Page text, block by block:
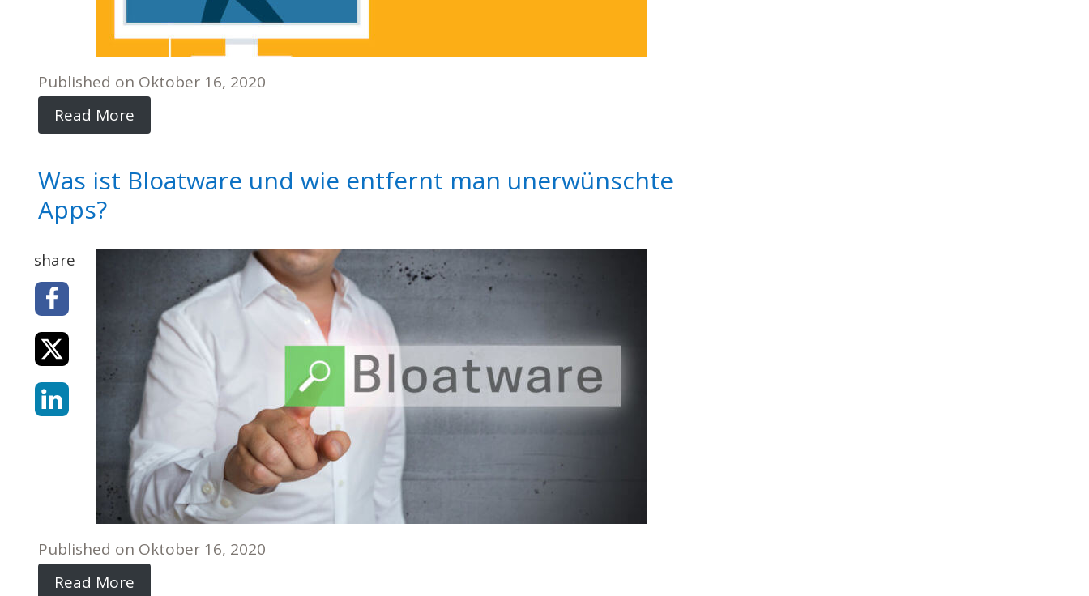
Published on Oktober 16, 2020
Read More
Was ist Bloatware und wie entfernt man unerwünschte
Apps?
share
Published on Oktober 16, 2020
Read More